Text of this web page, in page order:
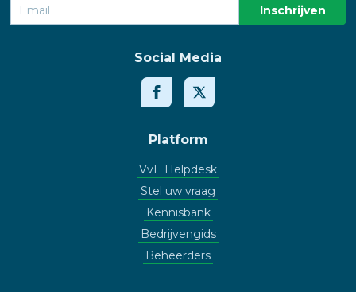
Social Media
Platform
VvE Helpdesk
Stel uw vraag
Kennisbank
Bedrijvengids
Beheerders